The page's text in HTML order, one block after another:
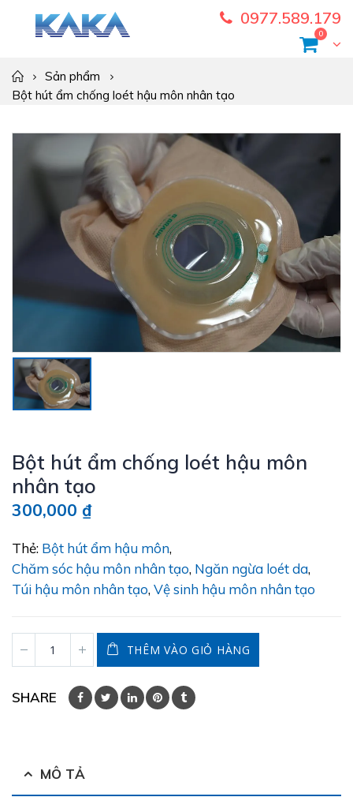
0977.589.179
0
Sản phẩm
Bột hút ẩm chống loét hậu môn nhân tạo
Bột hút ẩm chống loét hậu môn
nhân tạo
300,000 ₫
Thẻ: Bột hút ẩm hậu môn,
Chăm sóc hậu môn nhân tạo, Ngăn ngừa loét da,
Túi hậu môn nhân tạo, Vệ sinh hậu môn nhân tạo
THÊM VÀO GIỎ HÀNG
SHARE
MÔ TẢ